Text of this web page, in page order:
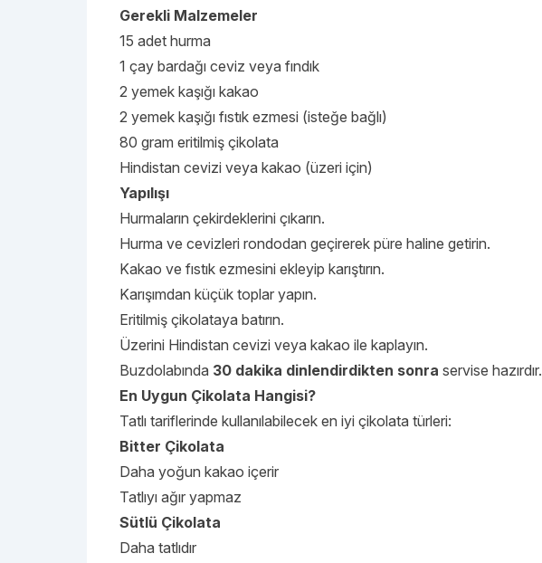
Gerekli Malzemeler
15 adet hurma
1 çay bardağı ceviz veya fındık
2 yemek kaşığı kakao
2 yemek kaşığı fıstık ezmesi (isteğe bağlı)
80 gram eritilmiş çikolata
Hindistan cevizi veya kakao (üzeri için)
Yapılışı
Hurmaların çekirdeklerini çıkarın.
Hurma ve cevizleri rondodan geçirerek püre haline getirin.
Kakao ve fıstık ezmesini ekleyip karıştırın.
Karışımdan küçük toplar yapın.
Eritilmiş çikolataya batırın.
Üzerini Hindistan cevizi veya kakao ile kaplayın.
Buzdolabında 30 dakika dinlendirdikten sonra servise hazırdır.
En Uygun Çikolata Hangisi?
Tatlı tariflerinde kullanılabilecek en iyi çikolata türleri:
Bitter Çikolata
Daha yoğun kakao içerir
Tatlıyı ağır yapmaz
Sütlü Çikolata
Daha tatlıdır